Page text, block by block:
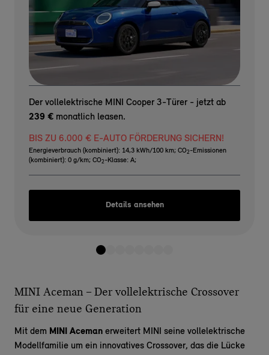
Der vollelektrische MINI Cooper 3-Türer - jetzt ab
239 € monatlich leasen.
BIS ZU 6.000 € E-AUTO FÖRDERUNG SICHERN!
Energieverbrauch (kombiniert): 14,3 kWh/100 km; CO2 -Emissionen
(kombiniert): 0 g/km; CO2 -Klasse: A;
Details ansehen
MINI Aceman – Der vollelektrische Crossover
für eine neue Generation
Mit dem MINI Aceman erweitert MINI seine vollelektrische
Modellfamilie um ein innovatives Crossover, das die Lücke